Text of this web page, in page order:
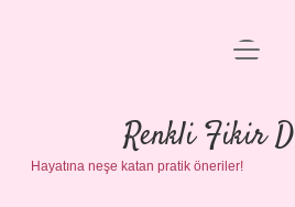
Anasayfa
Gizlilik
Yasal Uyarı
menüyü
Renkli Fikir
Hayatına neşe katan pratik öneriler!